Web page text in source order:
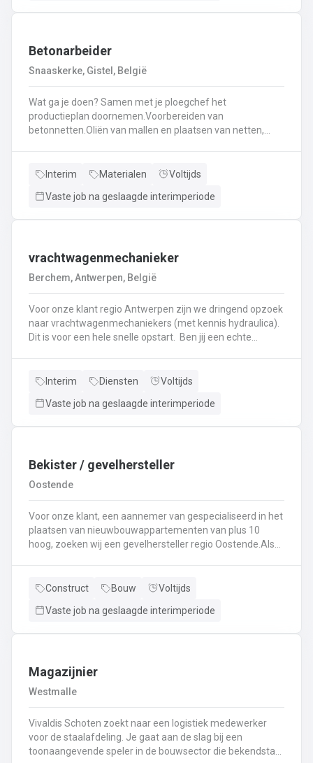
Betonarbeider
Snaaskerke, Gistel, België
Wat ga je doen? Samen met je ploegchef het
productieplan doornemen.Voorbereiden van
betonnetten.Oliën van mallen en plaatsen van netten,
eindafwerking.Frezen, boren, en zagen in de
klaar zijn voor gebruik.Opruimen van de werkplaats en
Interim Materialen
Voltijds
Vaste job na geslaagde interimperiode
vrachtwagenmechanieker
Berchem, Antwerpen, België
Voor onze klant regio Antwerpen zijn we dringend opzoek
naar vrachtwagenmechaniekers (met kennis hydraulica).
Dit is voor een hele snelle opstart. Ben jij een echte
Dan ben jij de persoon die wij zoeken!
Interim Diensten
Voltijds
Vaste job na geslaagde interimperiode
Bekister / gevelhersteller
Oostende
Voor onze klant, een aannemer van gespecialiseerd in het
plaatsen van nieuwbouwappartementen van plus 10
hoog, zoeken wij een gevelhersteller regio Oostende.Als
collegas. Je zal voornamelijk ingezet worden voor:
gevel;Opnieuw voegen van bakstenen;Renovatie van
wapening en voorzien van een beschermlaag;Herstellen
2de natuur en heeft weinig geheimen voor jou. Je weet de
aanpakken. Dan is dit zeker de job voor jou!
Construct Bouw
Voltijds
Vaste job na geslaagde interimperiode
Magazijnier
Westmalle
Vivaldis Schoten zoekt naar een logistiek medewerker
voor de staalafdeling. Je gaat aan de slag bij een
toonaangevende speler in de bouwsector die bekendstaat